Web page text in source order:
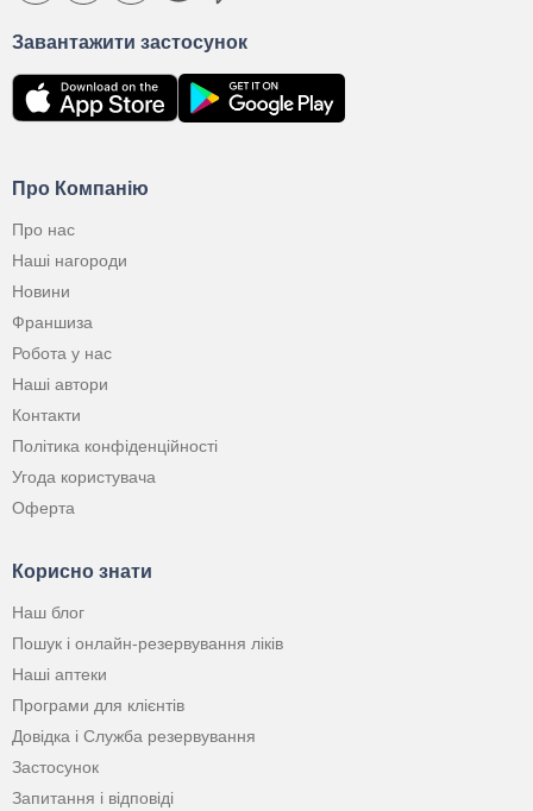
Про Компанію
Про нас
Наші нагороди
Новини
Франшиза
Робота у нас
Наші автори
Контакти
Політика конфіденційності
Угода користувача
Оферта
Корисно знати
Наш блог
Пошук і онлайн-резервування ліків
Наші аптеки
Програми для клієнтів
Довідка і Служба резервування
Застосунок
Запитання і відповіді
Завантажити застосунок